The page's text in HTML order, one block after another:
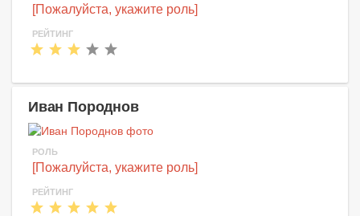
[Пожалуйста, укажите роль]
РЕЙТИНГ
Иван Породнов
РОЛЬ
[Пожалуйста, укажите роль]
РЕЙТИНГ